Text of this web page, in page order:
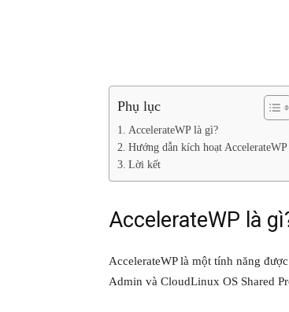
Phụ lục
AccelerateWP là gì?
Hướng dẫn kích hoạt AccelerateWP
Lời kết
AccelerateWP là
AccelerateWP là một tính năng
Admin và CloudLinux OS Shared